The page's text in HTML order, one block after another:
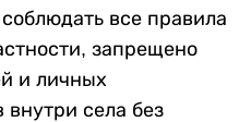
все правила
запрещено
и личных
внутри села без